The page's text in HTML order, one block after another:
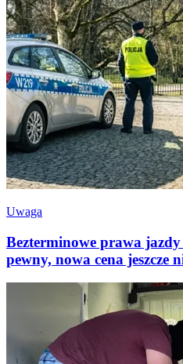
Uwaga
Bezterminowe prawa
pewny, nowa cena jeszcze